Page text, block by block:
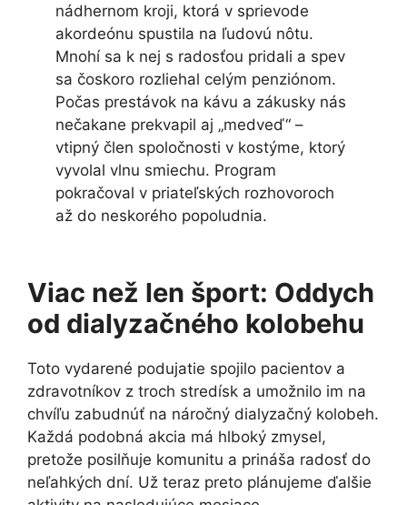
nádhernom kroji, ktorá v sprievode
akordeónu spustila na ľudovú nôtu.
Mnohí sa k nej s radosťou pridali a spev
sa čoskoro rozliehal celým penziónom.
Počas prestávok na kávu a zákusky nás
nečakane prekvapil aj „medveď“ –
vtipný člen spoločnosti v kostýme, ktorý
vyvolal vlnu smiechu. Program
pokračoval v priateľských rozhovoroch
až do neskorého popoludnia.
Viac než len šport: Oddych
od dialyzačného kolobehu
Toto vydarené podujatie spojilo pacientov a
zdravotníkov z troch stredísk a umožnilo im na
chvíľu zabudnúť na náročný dialyzačný kolobeh.
Každá podobná akcia má hlboký zmysel,
pretože posilňuje komunitu a prináša radosť do
neľahkých dní. Už teraz preto plánujeme ďalšie